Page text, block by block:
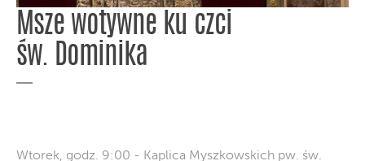
Msze wotywne ku czci
św. Dominika
Wtorek, godz. 9:00 - Kaplica Myszkowskich pw. św.